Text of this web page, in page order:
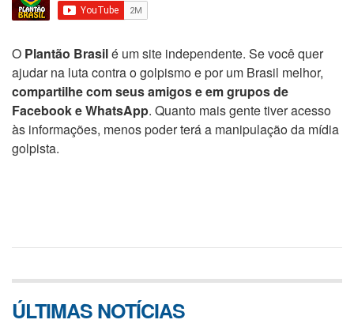
O Plantão Brasilé um site independente. Se você quer
ajudar na luta contra o golpismo e por um Brasil melhor,
compartilhe com seus amigos e em grupos de
Facebook e WhatsApp. Quanto mais gente tiver acesso
às informações, menos poder terá a manipulação da mídia
golpista.
ÚLTIMAS NOTÍCIAS